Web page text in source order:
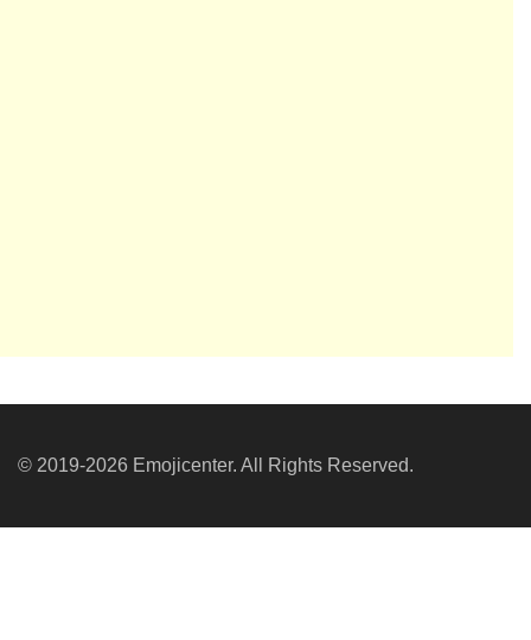
© 2019-2026 Emojicenter. All Rights Reserved.